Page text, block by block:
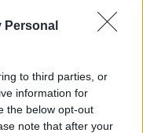
Personal
to third parties, or
information for
the below opt-out
note that after your
akuzon LSDM-
mandatit të tyre